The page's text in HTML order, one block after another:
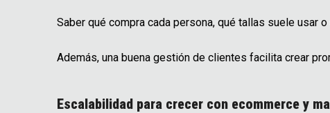
Saber qué compra cada persona, qué tallas suele usar
Además, una buena gestión de clientes facilita crear
Escalabilidad para crecer con ecommerce y